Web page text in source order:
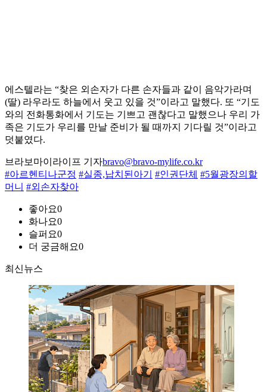
에스텔라는 “찾은 외손자가 다른 손자들과 같이 음악가라며
(딸) 라우라도 하늘에서 웃고 있을 것”이라고 말했다. 또 “기도
와의 전화통화에서 기도는 기쁘고 괜찮다고 말했으나 우리 가
족은 기도가 우리를 만날 준비가 될 때까지 기다릴 것”이라고
덧붙였다.
브라보마이라이프 기자bravo@bravo-mylife.co.kr
#아르헨티나군정 #실종,납치된아기 #인권단체 #5월광장의할
머니 #외손자찾아
좋아요0
화나요0
슬퍼요0
더 궁금해요0
최신뉴스